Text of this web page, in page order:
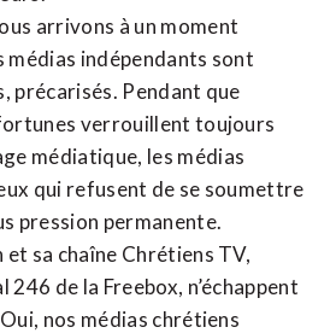
arrivons à un moment
indépendants sont
précarisés. Pendant que
verrouillent toujours
médiatique, les médias
qui refusent de se soumettre
pression permanente.
sa chaîne Chrétiens TV,
de la Freebox, n’échappent
nos médias chrétiens